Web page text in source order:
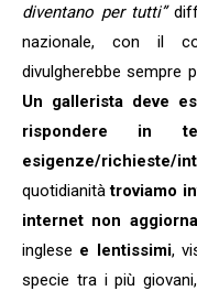
diventano per tutti”
nazionale, con il
divulgherebbe sempre
Un gallerista deve
rispondere in
esigenze/richieste/
quotidianitàtroviamo
internet non
inglese e lentissimi,
specie tra i più